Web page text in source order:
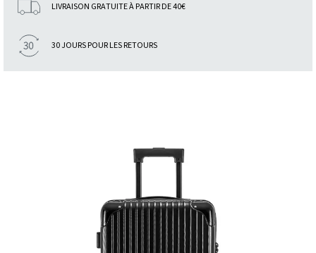
LIVRAISON GRATUITE À PARTIR DE 40€
30 JOURS POUR LES RETOURS